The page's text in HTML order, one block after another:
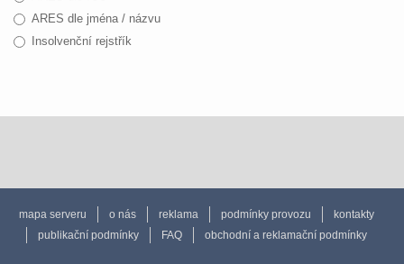
ARES dle jména / názvu
Insolvenční rejstřík
mapa serveru o nás reklama podmínky provozu
kontakty
publikační podmínky
FAQ obchodní a reklamační podmínky